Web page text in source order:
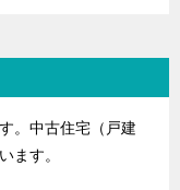
。中古住宅（戸建
ます。